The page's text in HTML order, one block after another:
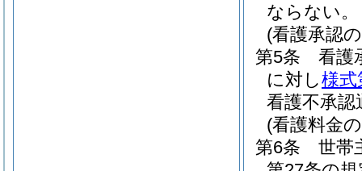
ならない。
(看護承認
第5条
看護
に対し様式
看護不承
(看護料金
第6条
世帯